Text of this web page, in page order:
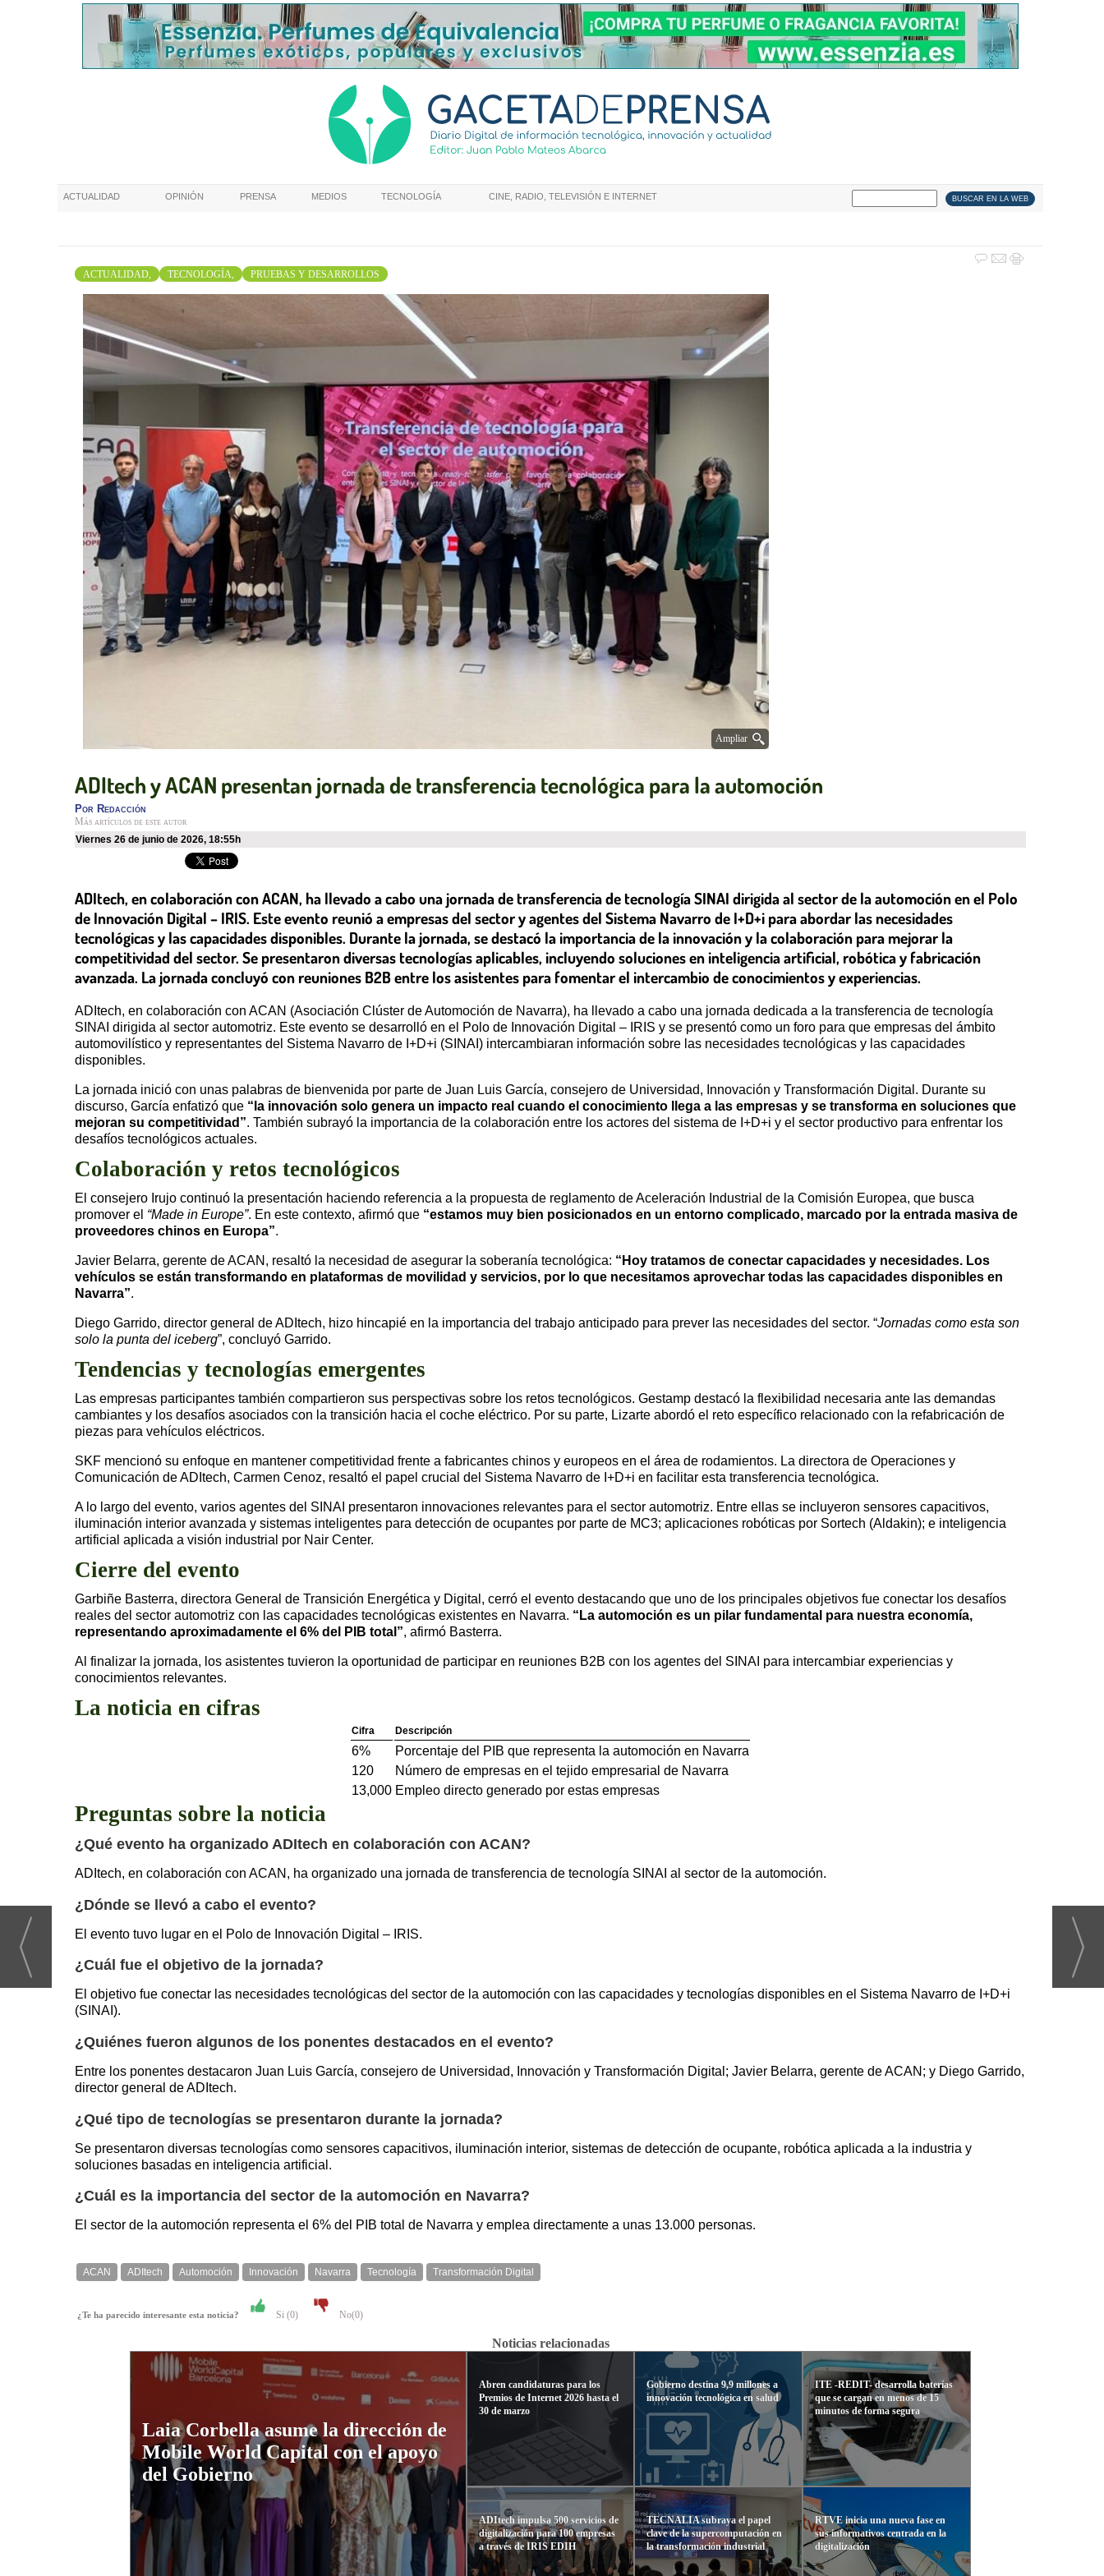
ACTUALIDAD OPINIÓN PRENSA MEDIOS TECNOLOGÍA CINE, RADIO, TELEVISIÓN E INTERNET
ACTUALIDAD, TECNOLOGÍA, PRUEBAS Y DESARROLLOS
Ampliar
ADItech y ACAN presentan jornada de transferencia tecnológica para la automoción
Por Redacción
Más artículos de este autor
viernes 26 de junio de 2026, 18:55h
ADItech, en colaboración con ACAN, ha llevado a cabo una jornada de transferencia de tecnología SINAI dirigida al sector de la automoción en el Polo
de Innovación Digital – IRIS. Este evento reunió a empresas del sector y agentes del Sistema Navarro de I+D+i para abordar las necesidades
tecnológicas y las capacidades disponibles. Durante la jornada, se destacó la importancia de la innovación y la colaboración para mejorar la
competitividad del sector. Se presentaron diversas tecnologías aplicables, incluyendo soluciones en inteligencia artificial, robótica y fabricación
avanzada. La jornada concluyó con reuniones B2B entre los asistentes para fomentar el intercambio de conocimientos y experiencias.
ADItech, en colaboración con ACAN (Asociación Clúster de Automoción de Navarra), ha llevado a cabo una jornada dedicada a la transferencia de tecnología
SINAI dirigida al sector automotriz. Este evento se desarrolló en el Polo de Innovación Digital – IRIS y se presentó como un foro para que empresas del ámbito
automovilístico y representantes del Sistema Navarro de I+D+i (SINAI) intercambiaran información sobre las necesidades tecnológicas y las capacidades
disponibles.
La jornada inició con unas palabras de bienvenida por parte de Juan Luis García, consejero de Universidad, Innovación y Transformación Digital. Durante su
discurso, García enfatizó que “la innovación solo genera un impacto real cuando el conocimiento llega a las empresas y se transforma en soluciones que
mejoran su competitividad”. También subrayó la importancia de la colaboración entre los actores del sistema de I+D+i y el sector productivo para enfrentar los
desafíos tecnológicos actuales.
Colaboración y retos tecnológicos
El consejero Irujo continuó la presentación haciendo referencia a la propuesta de reglamento de Aceleración Industrial de la Comisión Europea, que busca
promover el “Made in Europe”. En este contexto, afirmó que “estamos muy bien posicionados en un entorno complicado, marcado por la entrada masiva de
proveedores chinos en Europa”.
Javier Belarra, gerente de ACAN, resaltó la necesidad de asegurar la soberanía tecnológica: “Hoy tratamos de conectar capacidades y necesidades. Los
vehículos se están transformando en plataformas de movilidad y servicios, por lo que necesitamos aprovechar todas las capacidades disponibles en
Navarra”.
Diego Garrido, director general de ADItech, hizo hincapié en la importancia del trabajo anticipado para prever las necesidades del sector. “Jornadas como esta son
solo la punta del iceberg”, concluyó Garrido.
Tendencias y tecnologías emergentes
Las empresas participantes también compartieron sus perspectivas sobre los retos tecnológicos. Gestamp destacó la flexibilidad necesaria ante las demandas
cambiantes y los desafíos asociados con la transición hacia el coche eléctrico. Por su parte, Lizarte abordó el reto específico relacionado con la refabricación de
piezas para vehículos eléctricos.
SKF mencionó su enfoque en mantener competitividad frente a fabricantes chinos y europeos en el área de rodamientos. La directora de Operaciones y
Comunicación de ADItech, Carmen Cenoz, resaltó el papel crucial del Sistema Navarro de I+D+i en facilitar esta transferencia tecnológica.
A lo largo del evento, varios agentes del SINAI presentaron innovaciones relevantes para el sector automotriz. Entre ellas se incluyeron sensores capacitivos,
iluminación interior avanzada y sistemas inteligentes para detección de ocupantes por parte de MC3; aplicaciones robóticas por Sortech (Aldakin); e inteligencia
artificial aplicada a visión industrial por Nair Center.
Cierre del evento
Garbiñe Basterra, directora General de Transición Energética y Digital, cerró el evento destacando que uno de los principales objetivos fue conectar los desafíos
reales del sector automotriz con las capacidades tecnológicas existentes en Navarra. “La automoción es un pilar fundamental para nuestra economía,
representando aproximadamente el 6% del PIB total”, afirmó Basterra.
Al finalizar la jornada, los asistentes tuvieron la oportunidad de participar en reuniones B2B con los agentes del SINAI para intercambiar experiencias y
conocimientos relevantes.
La noticia en cifras
Cifra Descripción
6%
Porcentaje del PIB que representa la automoción en Navarra
120
Número de empresas en el tejido empresarial de Navarra
13,000 Empleo directo generado por estas empresas
Preguntas sobre la noticia
¿Qué evento ha organizado ADItech en colaboración con ACAN?
ADItech, en colaboración con ACAN, ha organizado una jornada de transferencia de tecnología SINAI al sector de la automoción.
¿Dónde se llevó a cabo el evento?
El evento tuvo lugar en el Polo de Innovación Digital – IRIS.
¿Cuál fue el objetivo de la jornada?
El objetivo fue conectar las necesidades tecnológicas del sector de la automoción con las capacidades y tecnologías disponibles en el Sistema Navarro de I+D+i
(SINAI).
¿Quiénes fueron algunos de los ponentes destacados en el evento?
Entre los ponentes destacaron Juan Luis García, consejero de Universidad, Innovación y Transformación Digital; Javier Belarra, gerente de ACAN; y Diego Garrido,
director general de ADItech.
¿Qué tipo de tecnologías se presentaron durante la jornada?
Se presentaron diversas tecnologías como sensores capacitivos, iluminación interior, sistemas de detección de ocupante, robótica aplicada a la industria y
soluciones basadas en inteligencia artificial.
¿Cuál es la importancia del sector de la automoción en Navarra?
El sector de la automoción representa el 6% del PIB total de Navarra y emplea directamente a unas 13.000 personas.
ACAN ADItech Automoción Innovación Navarra Tecnología Transformación Digital
¿Te ha parecido interesante esta noticia? Si (0) No(0)
Noticias relacionadas
Laia Corbella asume la dirección de
Mobile World Capital con el apoyo
del Gobierno
Abren candidaturas para los
Premios de Internet 2026 hasta el
30 de marzo
ADItech impulsa 500 servicios de
digitalización para 100 empresas
a través de IRIS EDIH
Gobierno destina 9,9 millones a
innovación tecnológica en salud
TECNALIA subraya el papel
clave de la supercomputación en
la transformación industrial
ITE -REDIT- desarrolla baterías
que se cargan en menos de 15
minutos de forma segura
RTVE inicia una nueva fase en
sus informativos centrada en la
digitalización